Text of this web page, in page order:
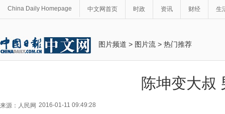
China Daily Homepage 中文网首页 时政 资讯 财经 生
图片频道 > 图片流 > 热门推荐
陈坤变大叔
来源：人民网 2016-01-11 09:49:28